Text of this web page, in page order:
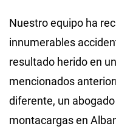
Nuestro equipo ha
innumerables
resultado herido en
mencionados
diferente, un
montacargas en